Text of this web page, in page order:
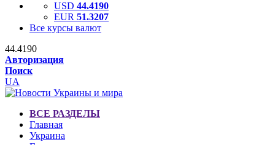
USD 44.4190
EUR 51.3207
Все курсы валют
44.4190
Авторизация
Поиск
UA
ВСЕ РАЗДЕЛЫ
Главная
Украина